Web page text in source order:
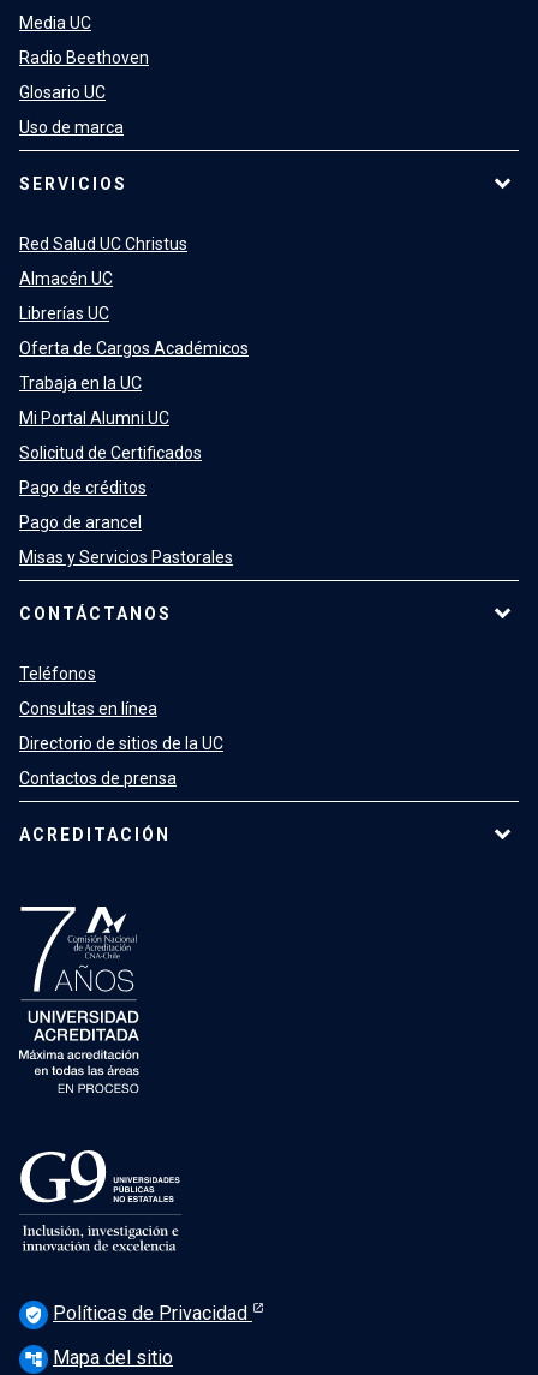
Media UC
Radio Beethoven
Glosario UC
Uso de marca
SERVICIOS
Red Salud UC Christus
Almacén UC
Librerías UC
Oferta de Cargos Académicos
Trabaja en la UC
Mi Portal Alumni UC
Solicitud de Certificados
Pago de créditos
Pago de arancel
Misas y Servicios Pastorales
CONTÁCTANOS
Teléfonos
Consultas en línea
Directorio de sitios de la UC
Contactos de prensa
ACREDITACIÓN
verified_user Políticas de Privacidad
account_tree Mapa del sitio